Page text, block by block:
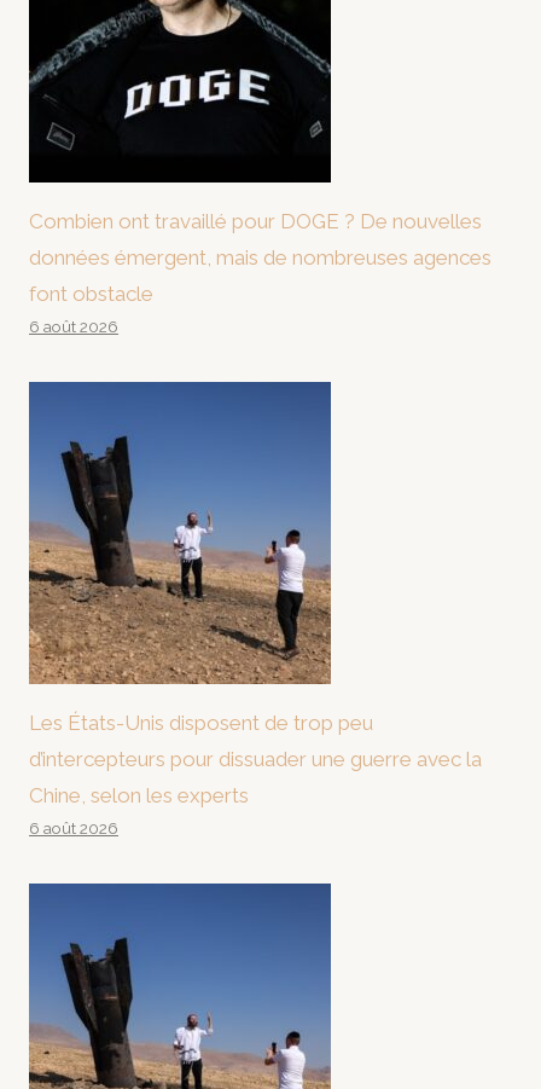
Combien ont travaillé pour DOGE ? De nouvelles
données émergent, mais de nombreuses agences
font obstacle
6 août 2026
Les États-Unis disposent de trop peu
d’intercepteurs pour dissuader une guerre avec la
Chine, selon les experts
6 août 2026